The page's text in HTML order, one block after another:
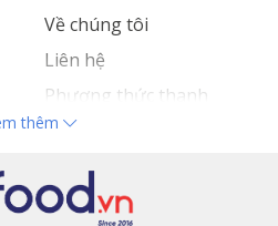
Về chúng tôi
Liên hệ
Phương thức thanh
toán
Tuyển dụng
thêm